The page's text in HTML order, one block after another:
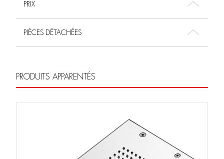
PRIX
PIÈCES DÉTACHÉES
PRODUITS APPARENTÉS